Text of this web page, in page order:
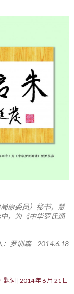
原委员）秘书，慧
，为《中华罗氏通
：罗训森 2014.6.18
题词 2014 年 6 月 21 日